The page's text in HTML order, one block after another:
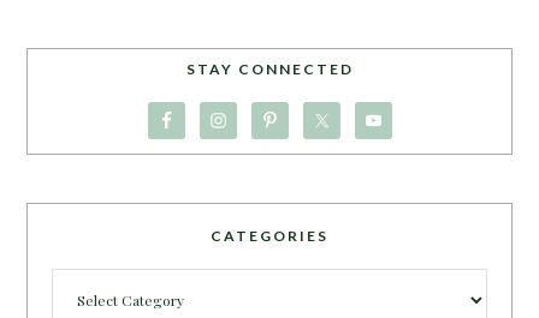
STAY CONNECTED
CATEGORIES